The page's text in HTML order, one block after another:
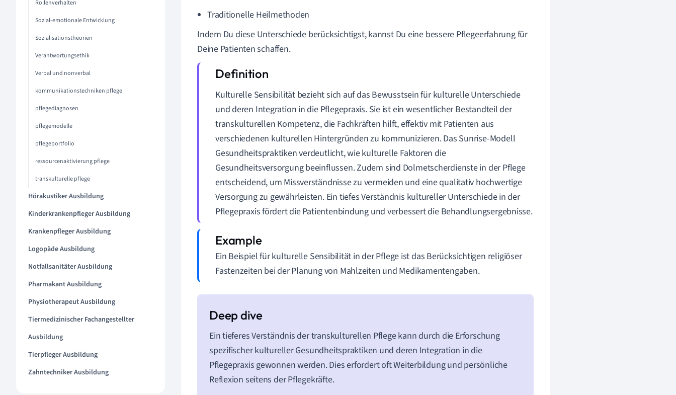
Rollenverhalten
Sozial-emotionale Entwicklung
Sozialisationstheorien
Verantwortungsethik
Verbal und nonverbal
kommunikationstechniken pflege
pflegediagnosen
pflegemodelle
pflegeportfolio
ressourcenaktivierung pflege
transkulturelle pflege
Hörakustiker Ausbildung
Kinderkrankenpfleger Ausbildung
Krankenpfleger Ausbildung
Logopäde Ausbildung
Notfallsanitäter Ausbildung
Pharmakant Ausbildung
Physiotherapeut Ausbildung
Tiermedizinischer Fachangestellter
Ausbildung
Tierpfleger Ausbildung
Zahntechniker Ausbildung
Traditionelle Heilmethoden
Indem Du diese Unterschiede berücksichtigst, kannst Du eine bessere Pflegeerfahrung für
Deine Patienten schaffen.
Kulturelle Sensibilität bezieht sich auf das Bewusstsein für kulturelle Unterschiede
und deren Integration in die Pflegepraxis. Sie ist ein wesentlicher Bestandteil der
transkulturellen Kompetenz, die Fachkräften hilft, effektiv mit Patienten aus
verschiedenen kulturellen Hintergründen zu kommunizieren. Das Sunrise-Modell
Gesundheitspraktiken verdeutlicht, wie kulturelle Faktoren die
Gesundheitsversorgung beeinflussen. Zudem sind Dolmetscherdienste in der Pflege
entscheidend, um Missverständnisse zu vermeiden und eine qualitativ hochwertige
Versorgung zu gewährleisten. Ein tiefes Verständnis kultureller Unterschiede in der
Pflegepraxis fördert die Patientenbindung und verbessert die Behandlungsergebnisse.
Ein Beispiel für kulturelle Sensibilität in der Pflege ist das Berücksichtigen religiöser
Fastenzeiten bei der Planung von Mahlzeiten und Medikamentengaben.
Ein tieferes Verständnis der transkulturellen Pflege kann durch die Erforschung
spezifischer kultureller Gesundheitspraktiken und deren Integration in die
Pflegepraxis gewonnen werden. Dies erfordert oft Weiterbildung und persönliche
Reflexion seitens der Pflegekräfte.